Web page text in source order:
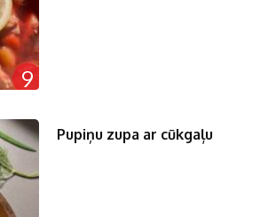
9
Pupiņu zupa ar cūkgaļu